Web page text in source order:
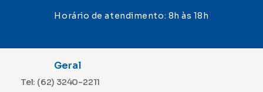
Horário de atendimento: 8h às 18h
Geral
Tel: (62) 3240-2211